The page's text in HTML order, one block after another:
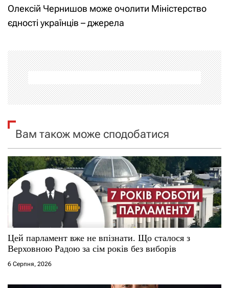
в
г
а
ц
і
я
з
а
п
и
с
Олексій Чернишов може очолити Міністерство
єдності українців – джерела
Вам також може сподобатися
Цей парламент вже не впізнати. Що сталося з
Верховною Радою за сім років без виборів
6 Серпня, 2026